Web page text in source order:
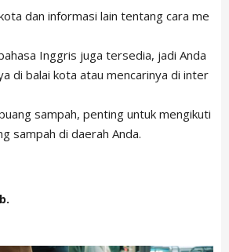
dan informasi lain tentang cara me
Inggris juga tersedia, jadi Anda
di balai kota atau mencarinya di inter
sampah, penting untuk mengikuti
sampah di daerah Anda.